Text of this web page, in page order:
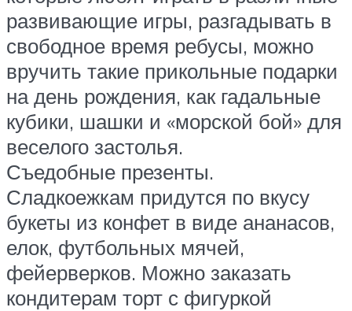
развивающие игры, разгадывать в
свободное время ребусы, можно
вручить такие прикольные подарки
на день рождения, как гадальные
кубики, шашки и «морской бой» для
веселого застолья.
Съедобные презенты.
Сладкоежкам придутся по вкусу
букеты из конфет в виде ананасов,
елок, футбольных мячей,
фейерверков. Можно заказать
кондитерам торт с фигуркой